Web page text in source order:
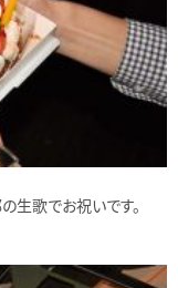
生歌でお祝いです。